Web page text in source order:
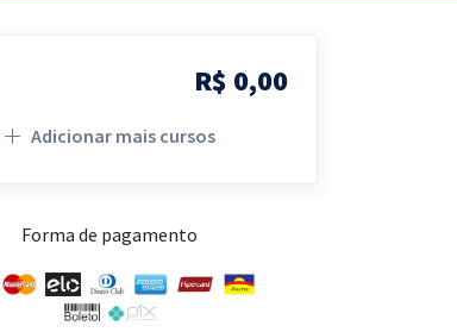
R$ 0,00
Adicionar mais cursos
Forma de pagamento